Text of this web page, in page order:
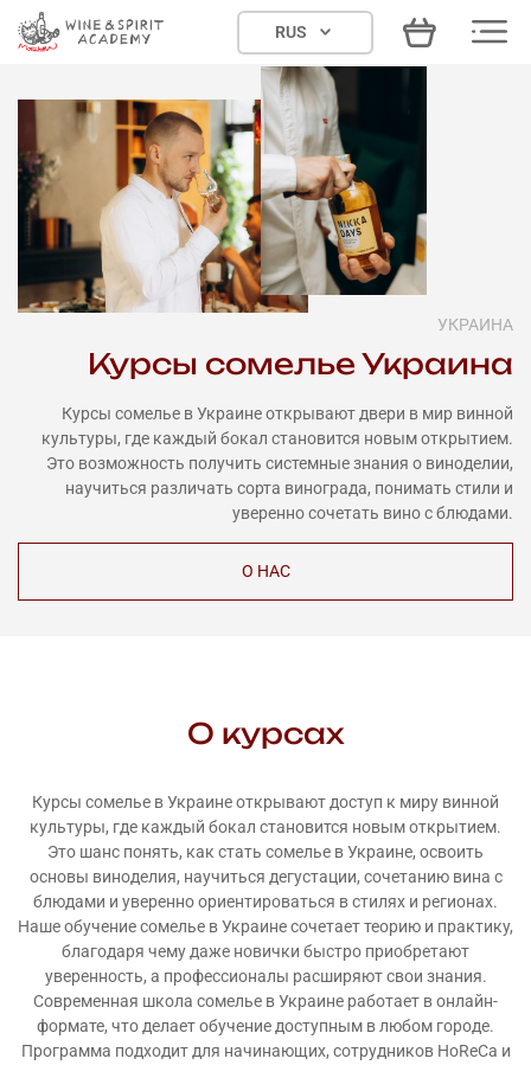
RUS
УКРАИНА
Курсы сомелье Украина
Курсы сомелье в Украине открывают двери в мир винной
культуры, где каждый бокал становится новым открытием.
Это возможность получить системные знания о виноделии,
научиться различать сорта винограда, понимать стили и
уверенно сочетать вино с блюдами.
О НАС
О курсах
Курсы сомелье в Украине открывают доступ к миру винной
культуры, где каждый бокал становится новым открытием.
Это шанс понять, как стать сомелье в Украине, освоить
основы виноделия, научиться дегустации, сочетанию вина с
блюдами и уверенно ориентироваться в стилях и регионах.
Наше обучение сомелье в Украине сочетает теорию и практику,
благодаря чему даже новички быстро приобретают
уверенность, а профессионалы расширяют свои знания.
Современная школа сомелье в Украине работает в онлайн-
формате, что делает обучение доступным в любом городе.
Программа подходит для начинающих, сотрудников HoReCa и